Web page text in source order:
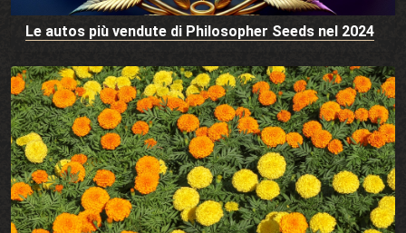
Le autos più vendute di Philosopher Seeds nel 2024